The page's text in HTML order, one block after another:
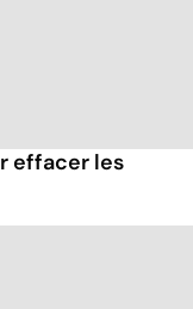
effacer les